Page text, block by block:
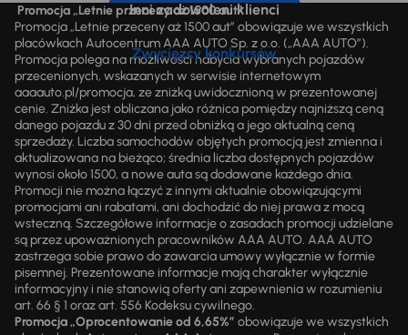
Inni zadowoleni klienci
Zwycięzcy konkursów
Promocja „Letnie przeceny aż 1500 aut”
Promocja „Letnie przeceny aż 1500 aut” obowiązuje we wszystkich
placówkach Autocentrum AAA AUTO Sp. z o.o. („AAA AUTO”).
Promocja polega na możliwości nabycia wybranych pojazdów
przecenionych, wskazanych w serwisie internetowym
aaaauto.pl/promocja, ze zniżką uwidocznioną w prezentowanej
cenie. Zniżka jest obliczana jako różnica pomiędzy najniższą ceną
danego pojazdu z 30 dni przed obniżką a jego aktualną ceną
sprzedaży. Liczba samochodów objętych promocją jest zmienna i
aktualizowana na bieżąco; średnia liczba dostępnych pojazdów
wynosi około 1500, a nowe auta są dodawane każdego dnia.
Promocji nie można łączyć z innymi aktualnie obowiązującymi
promocjami ani rabatami, ani dochodzić do niej prawa z mocą
wsteczną. Szczegółowe informacje o zasadach promocji udzielane
są przez upoważnionych pracowników AAA AUTO. AAA AUTO
zastrzega sobie prawo do zawarcia umowy wyłącznie w formie
pisemnej. Prezentowane informacje mają charakter wyłącznie
informacyjny i nie stanowią oferty ani zapewnienia w rozumieniu
art. 66 § 1 oraz art. 556 Kodeksu cywilnego.
Promocja „Oprocentowanie od 6,65%” obowiązuje we wszystkich